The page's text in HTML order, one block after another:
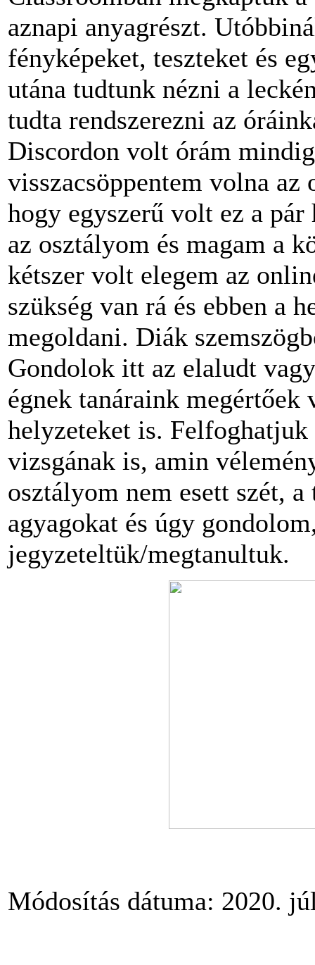
aznapi anyagrészt.
fényképeket, teszteket és
utána tudtunk nézni a
tudta rendszerezni az
Discordon volt órám
visszacsöppentem volna
hogy egyszerű volt ez a
az osztályom és magam a
kétszer volt elegem az
szükség van rá és ebben a
megoldani. Diák
Gondolok itt az elaludt
égnek tanáraink
helyzeteket is.
vizsgának is, amin
osztályom nem esett szét,
agyagokat és úgy
jegyzeteltük/megtanultuk.
Módosítás dátuma: 2020.